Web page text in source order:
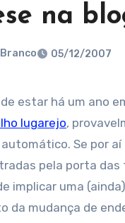
na
05/12/2007
de estar há um ano
lugarejo,
Se por
pela porta
implicar uma
da mudança de